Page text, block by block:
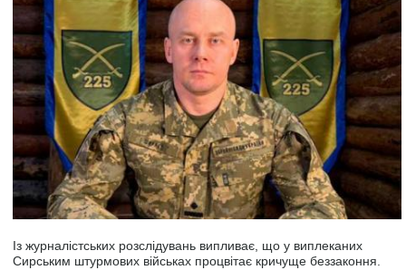
Із журналістських розслідувань випливає, що у виплеканих
Сирським штурмових військах процвітає кричуще беззаконня.